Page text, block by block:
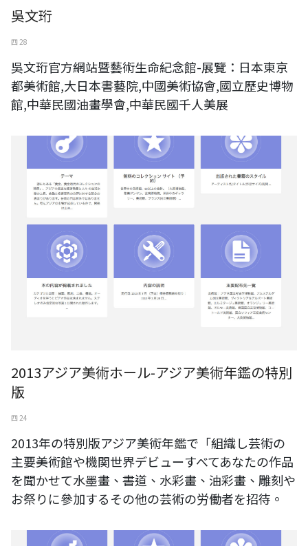
吳文珩
四 28
吳文珩官方網站暨藝術生命紀念館-展覽：日本東京
都美術館,大日本書藝院,中國美術協會,國立歷史博物
館,中華民國油畫學會,中華民國千人美展
2013アジア美術ホール-アジア美術年鑑の特別
版
四 24
2013年の特別版アジア美術年鑑で「組織し芸術の
主要美術館や機関世界デビューすべてあなたの作品
を聞かせて水墨畫、書道、水彩畫、油彩畫、雕刻や
お祭りに參加するその他の芸術の労働者を招待。